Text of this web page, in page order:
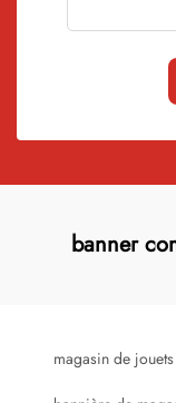
banner
magasin de jouets